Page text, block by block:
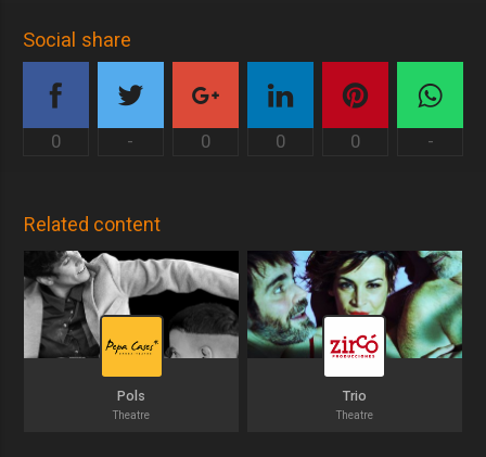
Social share
0 - 0 0 0 -
Related content
Pols
Theatre
Trio
Theatre